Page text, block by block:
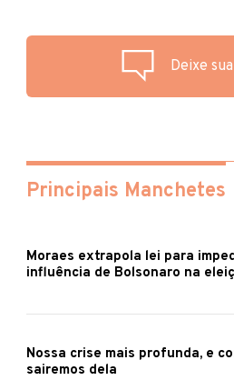
Deixe
Principais Manchetes
Moraes extrapola lei para
influência de Bolsonaro na
Nossa crise mais profunda, e
sairemos dela